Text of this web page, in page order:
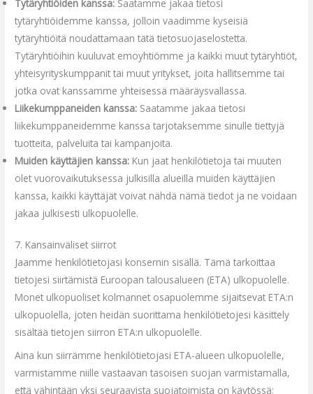
Tytäryhtiöiden kanssa: Saatamme jakaa tietosi
tytäryhtiöidemme kanssa, jolloin vaadimme kyseisiä
tytäryhtiöitä noudattamaan tätä tietosuojaselostetta.
Tytäryhtiöihin kuuluvat emoyhtiömme ja kaikki muut tytäryhtiöt,
yhteisyrityskumppanit tai muut yritykset, joita hallitsemme tai
jotka ovat kanssamme yhteisessä määräysvallassa.
Liikekumppaneiden kanssa: Saatamme jakaa tietosi
liikekumppaneidemme kanssa tarjotaksemme sinulle tiettyjä
tuotteita, palveluita tai kampanjoita.
Muiden käyttäjien kanssa: Kun jaat henkilötietoja tai muuten
olet vuorovaikutuksessa julkisilla alueilla muiden käyttäjien
kanssa, kaikki käyttäjät voivat nähdä nämä tiedot ja ne voidaan
jakaa julkisesti ulkopuolelle.
7. Kansainväliset siirrot
Jaamme henkilötietojasi konsernin sisällä. Tämä tarkoittaa
tietojesi siirtämistä Euroopan talousalueen (ETA) ulkopuolelle.
Monet ulkopuoliset kolmannet osapuolemme sijaitsevat ETA:n
ulkopuolella, joten heidän suorittama henkilötietojesi käsittely
sisältää tietojen siirron ETA:n ulkopuolelle.
Aina kun siirrämme henkilötietojasi ETA-alueen ulkopuolelle,
varmistamme niille vastaavan tasoisen suojan varmistamalla,
että vähintään yksi seuraavista suojatoimista on käytössä: